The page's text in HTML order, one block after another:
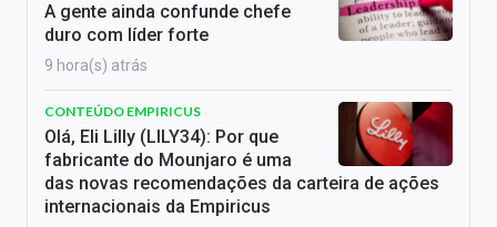
A gente ainda confunde chefe
duro com líder forte
9 hora(s) atrás
CONTEÚDO EMPIRICUS
Olá, Eli Lilly (LILY34): Por que
fabricante do Mounjaro é uma
das novas recomendações da carteira de ações
internacionais da Empiricus